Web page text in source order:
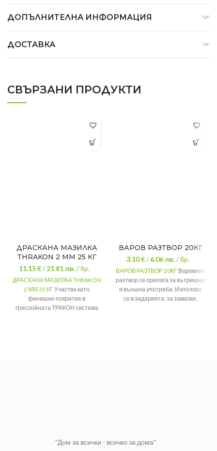
ДОПЪЛНИТЕЛНА ИНФОРМАЦИЯ
ДОСТАВКА
СВЪРЗАНИ ПРОДУКТИ
ДРАСКАНА МАЗИЛКА
THRAKON 2 ММ 25 КГ
11.15 €/21.81лв./ бр.
ДРАСКАНА МАЗИЛКА THRAKON
2 ММ 25 КГУчаства като
финишно покритие в
трислойната ТРАКОН система
ВАРОВ РАЗТВОР 20КГ
3.10 €/6.06лв./ бр.
ВАРОВ РАЗТВОР 20КГ Варовият
разтвор се прилага за вътрешна
и външна употреба. Използва
се в зидарията, за замазки,
"Дом за всички - всичко за дома"